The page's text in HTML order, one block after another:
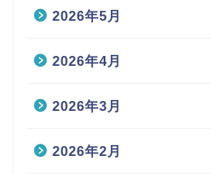
2026年5月
2026年4月
2026年3月
2026年2月